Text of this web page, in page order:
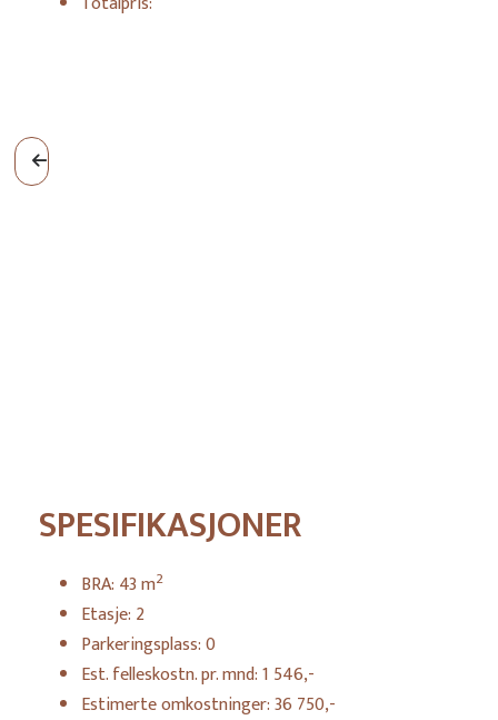
SPESIFIKASJONER
BRA: 43m2
Etasje: 2
Parkeringsplass:0
Est. felleskostn. pr. mnd:1 546,-
Estimerte omkostninger:36 750,-